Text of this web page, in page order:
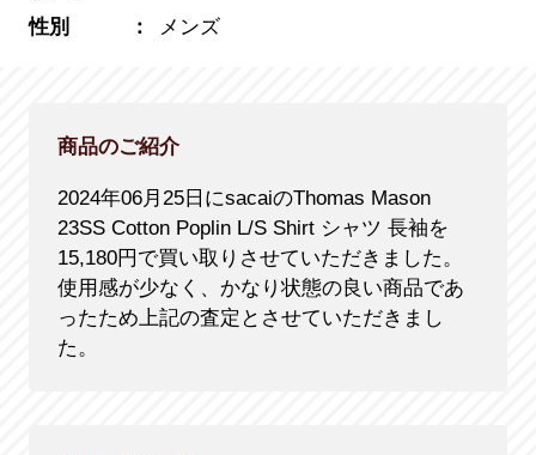
性別
メンズ
商品のご紹介
2024年06月25日にsacaiのThomas Mason
23SS Cotton Poplin L/S Shirt シャツ 長袖を
15,180円で買い取りさせていただきました。
使用感が少なく、かなり状態の良い商品であ
ったため上記の査定とさせていただきまし
た。